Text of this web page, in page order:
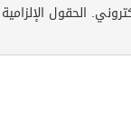
الحقول